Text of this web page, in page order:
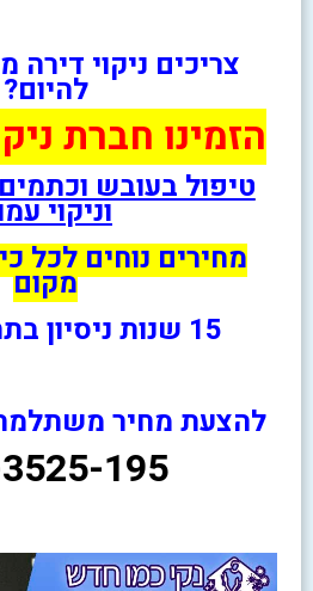
צריכים ניקוי דירה
להיום?
הזמינו חברת
טיפול בעובש
וניקוי
מחירים נוחים לכל
מקום
15 שנות ניסיון בתחום הניקיון
להצעת מחיר משתלמת
195